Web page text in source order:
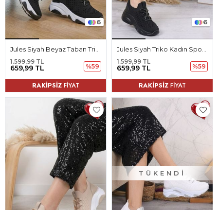
6
659,99 TL
1.599,99 TL
%59
RAKİPSİZ FİYAT
6
659,99 TL
1.599,99 TL
%59
RAKİPSİZ FİYAT
TÜKENDI